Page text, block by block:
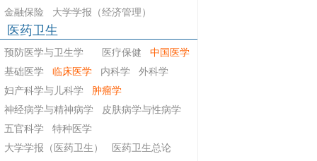
金融保险
大学学报（经济管理）
医药卫生
预防医学与卫生学 医疗保健
中国医学
基础医学
临床医学 内科学
外科学
妇产科学与儿科学
肿瘤学
神经病学与精神病学
皮肤病学与性病学
五官科学
特种医学
大学学报（医药卫生）
医药卫生总论